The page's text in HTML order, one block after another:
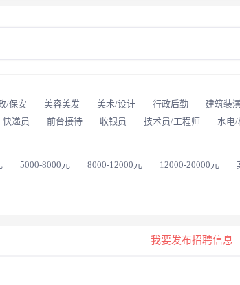
/保安 美容美发 美术/设计 行政后勤 建筑装
快递员 前台接待 收银员 技术员/工程师 水电/
5000-8000元 8000-12000元 12000-20000元
我要发布招聘信息